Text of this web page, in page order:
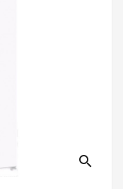
search